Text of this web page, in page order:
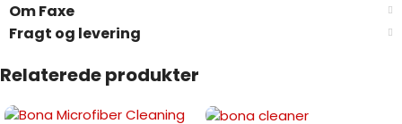
Om Faxe
Fragt og levering
Relaterede produkter